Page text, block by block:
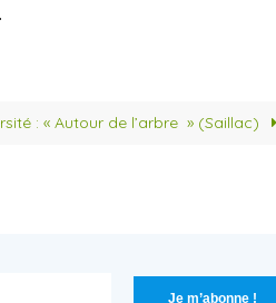
: « Autour de l’arbre » (Saillac)